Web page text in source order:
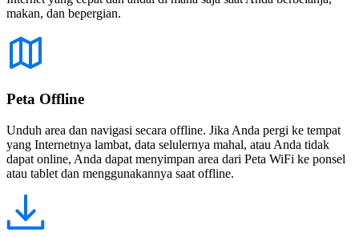
makan, dan bepergian.
Peta Offline
Unduh area dan navigasi secara offline. Jika Anda pergi ke tempat
yang Internetnya lambat, data selulernya mahal, atau Anda tidak
dapat online, Anda dapat menyimpan area dari Peta WiFi ke ponsel
atau tablet dan menggunakannya saat offline.